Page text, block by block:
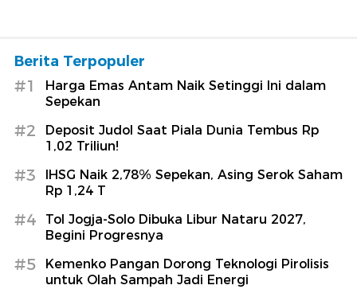
Berita Terpopuler
#1
Harga Emas Antam Naik Setinggi Ini dalam
Sepekan
#2
Deposit Judol Saat Piala Dunia Tembus Rp
1,02 Triliun!
#3
IHSG Naik 2,78% Sepekan, Asing Serok Saham
Rp 1,24 T
#4
Tol Jogja-Solo Dibuka Libur Nataru 2027,
Begini Progresnya
#5
Kemenko Pangan Dorong Teknologi Pirolisis
untuk Olah Sampah Jadi Energi